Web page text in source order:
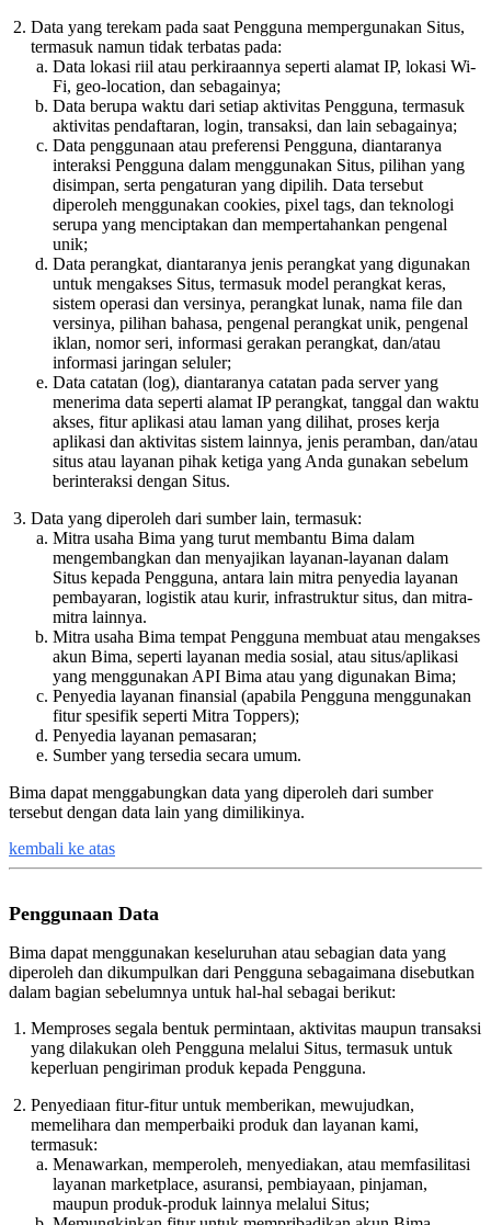
Data yang terekam pada saat Pengguna mempergunakan Situs,
termasuk namun tidak terbatas pada:
Data lokasi riil atau perkiraannya seperti alamat IP, lokasi Wi-
Fi, geo-location, dan sebagainya;
Data berupa waktu dari setiap aktivitas Pengguna, termasuk
aktivitas pendaftaran, login, transaksi, dan lain sebagainya;
Data penggunaan atau preferensi Pengguna, diantaranya
interaksi Pengguna dalam menggunakan Situs, pilihan yang
disimpan, serta pengaturan yang dipilih. Data tersebut
diperoleh menggunakan cookies, pixel tags, dan teknologi
serupa yang menciptakan dan mempertahankan pengenal
unik;
Data perangkat, diantaranya jenis perangkat yang digunakan
untuk mengakses Situs, termasuk model perangkat keras,
sistem operasi dan versinya, perangkat lunak, nama file dan
versinya, pilihan bahasa, pengenal perangkat unik, pengenal
iklan, nomor seri, informasi gerakan perangkat, dan/atau
informasi jaringan seluler;
Data catatan (log), diantaranya catatan pada server yang
menerima data seperti alamat IP perangkat, tanggal dan waktu
akses, fitur aplikasi atau laman yang dilihat, proses kerja
aplikasi dan aktivitas sistem lainnya, jenis peramban, dan/atau
situs atau layanan pihak ketiga yang Anda gunakan sebelum
berinteraksi dengan Situs.
Data yang diperoleh dari sumber lain, termasuk:
Mitra usaha Bima yang turut membantu Bima dalam
mengembangkan dan menyajikan layanan-layanan dalam
Situs kepada Pengguna, antara lain mitra penyedia layanan
pembayaran, logistik atau kurir, infrastruktur situs, dan mitra-
mitra lainnya.
Mitra usaha Bima tempat Pengguna membuat atau mengakses
akun Bima, seperti layanan media sosial, atau situs/aplikasi
yang menggunakan API Bima atau yang digunakan Bima;
Penyedia layanan finansial (apabila Pengguna menggunakan
fitur spesifik seperti Mitra Toppers);
Penyedia layanan pemasaran;
Sumber yang tersedia secara umum.
Bima dapat menggabungkan data yang diperoleh dari sumber
tersebut dengan data lain yang dimilikinya.
kembali ke atas
Penggunaan Data
Bima dapat menggunakan keseluruhan atau sebagian data yang
diperoleh dan dikumpulkan dari Pengguna sebagaimana disebutkan
dalam bagian sebelumnya untuk hal-hal sebagai berikut:
Memproses segala bentuk permintaan, aktivitas maupun transaksi
yang dilakukan oleh Pengguna melalui Situs, termasuk untuk
keperluan pengiriman produk kepada Pengguna.
Penyediaan fitur-fitur untuk memberikan, mewujudkan,
memelihara dan memperbaiki produk dan layanan kami,
termasuk:
Menawarkan, memperoleh, menyediakan, atau memfasilitasi
layanan marketplace, asuransi, pembiayaan, pinjaman,
maupun produk-produk lainnya melalui Situs;